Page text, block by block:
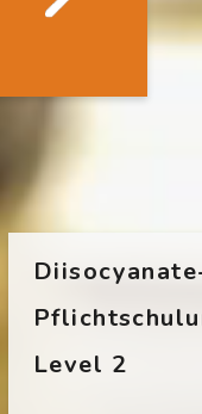
Blöcke
[Cocoon] Custom
Level 2